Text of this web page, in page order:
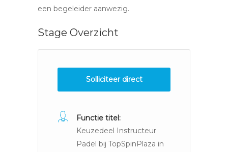
een begeleider aanwezig.
Stage Overzicht
Solliciteer direct
Functie titel:
Keuzedeel Instructeur
Padel bij TopSpinPlaza in